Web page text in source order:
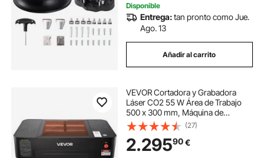
Disponible
Entrega:tan pronto como Jue.
Ago. 13
Añadir al carrito
VEVOR Cortadora y Grabadora
Láser CO2 55 W Área de Trabajo
500 x 300 mm, Máquina de
Grabado Láser Velocidad de 500
mm/s, Compatible con LightBurn
GRBL CorelDraw AutoCAD, para
Madera Acrílico Vidrio
(27)
2.29590€